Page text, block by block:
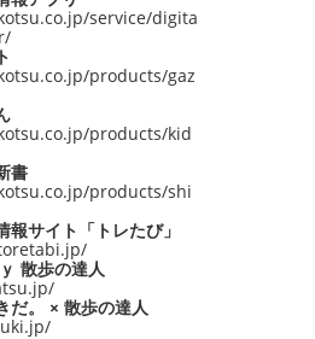
service/digita
products/gaz
products/kid
書
products/shi
報サイト「トレたび」
散歩の達人
だ。 × 散歩の達人